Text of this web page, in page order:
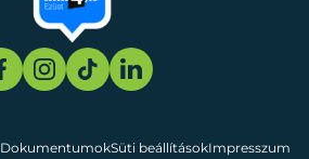
DokumentumokSüti beállításokImpresszum